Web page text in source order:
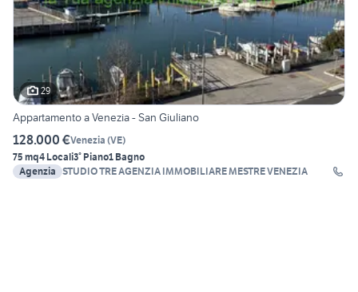
29
Appartamento a Venezia - San Giuliano
128.000 €Venezia (VE)
75 mq4 Locali3° Piano1 Bagno
Agenzia STUDIO TRE AGENZIA IMMOBILIARE MESTRE VENEZIA